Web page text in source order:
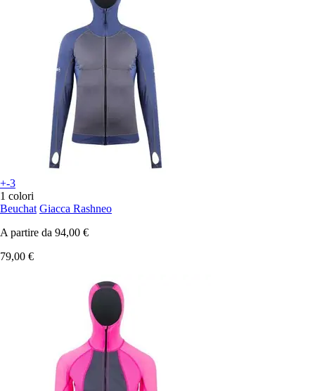
+-3
1 colori
Beuchat Giacca Rashneo
A partire da 94,00 €
79,00 €